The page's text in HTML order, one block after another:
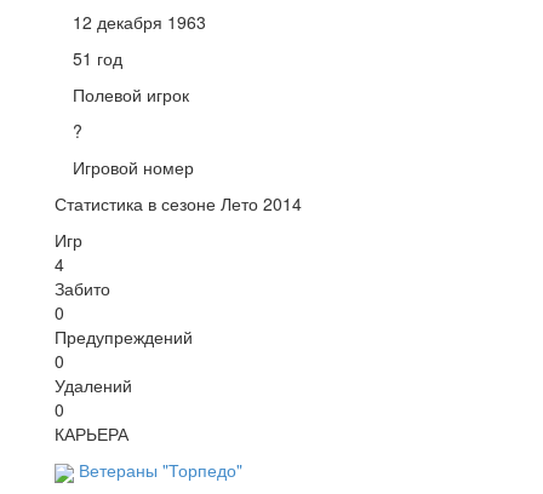
12 декабря 1963
51 год
Полевой игрок
?
Игровой номер
Статистика в сезоне Лето 2014
Игр
4
Забито
0
Предупреждений
0
Удалений
0
КАРЬЕРА
Ветераны "Торпедо"